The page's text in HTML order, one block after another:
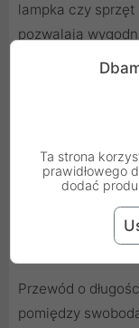
lampka czy
pozwalają
mobilne bez
cenią porządek i
KABEL O
BALANS
PORZĄDKIEM
Przewód o
pomiędzy
Ta strona
prawidłowego
dodać